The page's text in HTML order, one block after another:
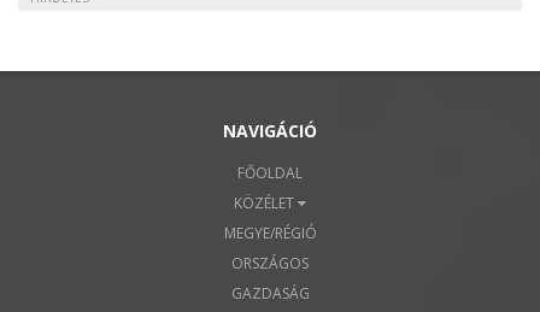
NAVIGÁCIÓ
FŐOLDAL
KÖZÉLET
MEGYE/RÉGIÓ
ORSZÁGOS
GAZDASÁG